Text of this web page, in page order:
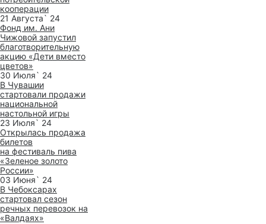
кооперации
21 Августа` 24
Фонд им. Ани
Чижовой запустил
благотворительную
акцию «Дети вместо
цветов»
30 Июля` 24
В Чувашии
стартовали продажи
национальной
настольной игры
23 Июля` 24
Открылась продажа
билетов
на фестиваль пива
«Зеленое золото
России»
03 Июня` 24
В Чебоксарах
стартовал сезон
речных перевозок на
«Валдаях»